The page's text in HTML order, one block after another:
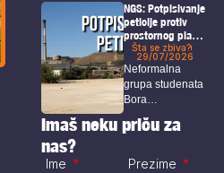
vratimo...
NGS: Potpisivanje
peticije protiv
prostornog plana
i u Boru!
Šta se zbiva?
29/07/2026
Neformalna
grupa studenata
Bora
petak akciju pod
Imaš neku priču za
nas?
Ime Prezime